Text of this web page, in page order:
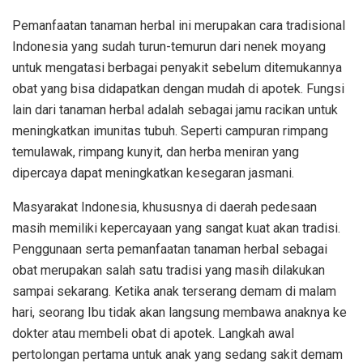
Pemanfaatan tanaman herbal ini merupakan cara tradisional
Indonesia yang sudah turun-temurun dari nenek moyang
untuk mengatasi berbagai penyakit sebelum ditemukannya
obat yang bisa didapatkan dengan mudah di apotek. Fungsi
lain dari tanaman herbal adalah sebagai jamu racikan untuk
meningkatkan imunitas tubuh. Seperti campuran rimpang
temulawak, rimpang kunyit, dan herba meniran yang
dipercaya dapat meningkatkan kesegaran jasmani.
Masyarakat Indonesia, khususnya di daerah pedesaan
masih memiliki kepercayaan yang sangat kuat akan tradisi.
Penggunaan serta pemanfaatan tanaman herbal sebagai
obat merupakan salah satu tradisi yang masih dilakukan
sampai sekarang. Ketika anak terserang demam di malam
hari, seorang Ibu tidak akan langsung membawa anaknya ke
dokter atau membeli obat di apotek. Langkah awal
pertolongan pertama untuk anak yang sedang sakit demam